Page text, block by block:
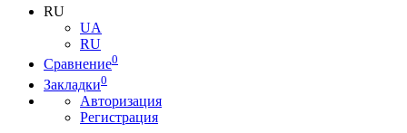
RU
UA
RU
Сравнение0
Закладки0
Авторизация
Регистрация